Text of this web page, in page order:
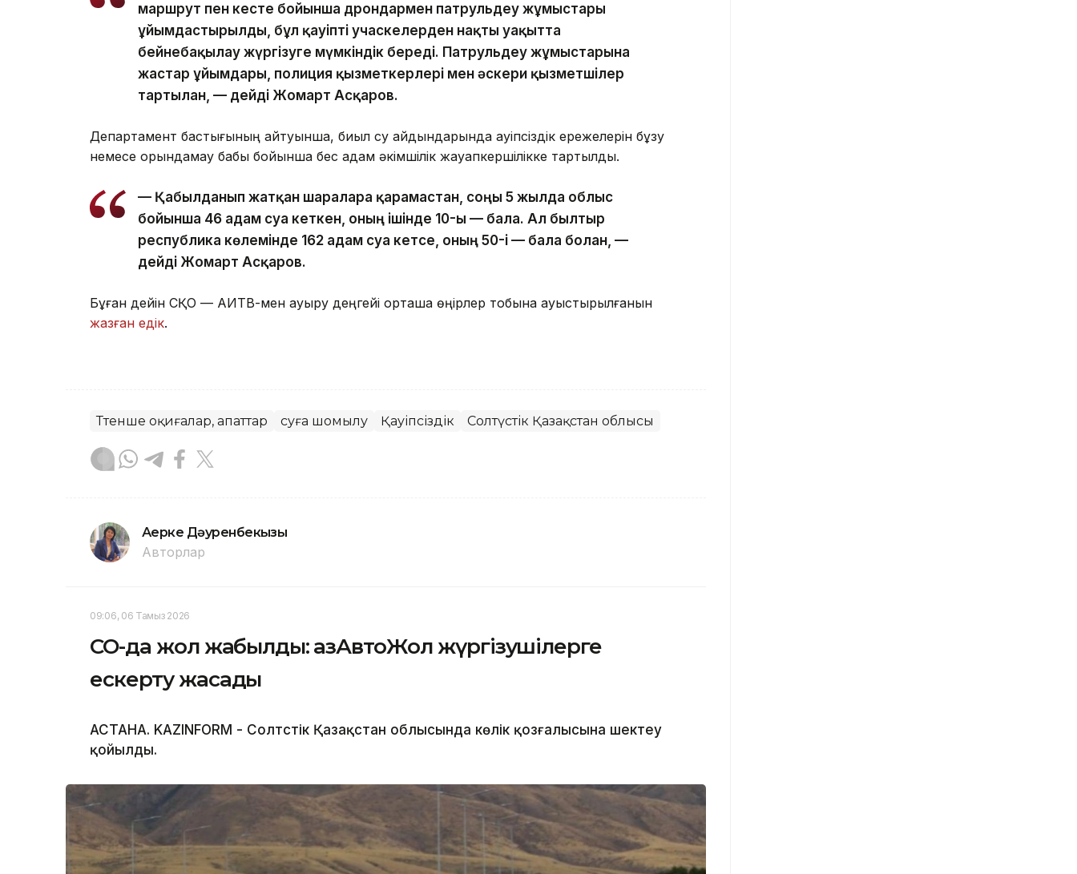
маршрут пен кесте бойынша дрондармен патрульдеу жұмыстары
ұйымдастырылды, бұл қауіпті учаскелерден нақты уақытта
бейнебақылау жүргізуге мүмкіндік береді. Патрульдеу жұмыстарына
жастар ұйымдары, полиция қызметкерлері мен әскери қызметшілер
тартылған, — дейді Жомарт Асқаров.
Департамент бастығының айтуынша, биыл су айдындарында қауіпсіздік ережелерін бұзу
немесе орындамау бабы бойынша бес адам әкімшілік жауапкершілікке тартылды.
— Қабылданып жатқан шараларға қарамастан, соңғы 5 жылда облыс
бойынша 46 адам суға кеткен, оның ішінде 10-ы — бала. Ал былтыр
республика көлемінде 162 адам суға кетсе, оның 50-і — бала болған, —
дейді Жомарт Асқаров.
Бұған дейін СҚО — АИТВ-мен ауыру деңгейі орташа өңірлер тобына ауыстырылғанын
жазған едік.
Төтенше оқиғалар, апаттар суға шомылу Қауіпсіздік Солтүстік Қазақстан облысы
Ақерке Дәуренбекқызы
Авторлар
09:06, 06 Тамыз 2026
СҚО-да жол жабылды: ҚазАвтоЖол жүргізушілерге
ескерту жасады
АСТАНА. KAZINFORM - Солтүстік Қазақстан облысында көлік қозғалысына шектеу
қойылды.